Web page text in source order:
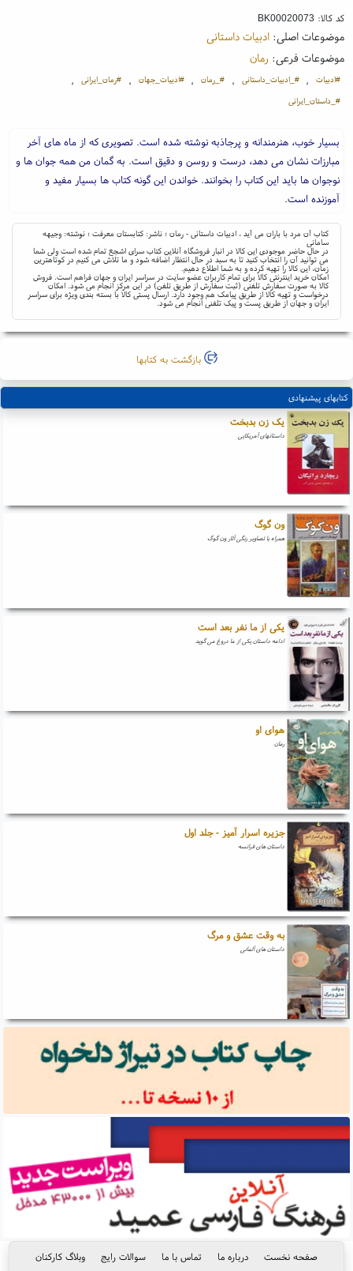
کد کالا: BK00020073
موضوعات اصلی:ادبیات داستانی
موضوعات فرعی: رمان
#ادبیات ، #‌_ادبیات_داستانی ، #‌_رمان ، #ادبیات_جهان ، #رمان_ایرانی ،
#‌_داستان_ایرانی
بسیار خوب، هنرمندانه و پرجاذبه نوشته شده است. تصویری که از ماه های آخر
مبارزات نشان می دهد، درست و روسن و دقیق است. به گمان من همه جوان ها و
نوجوان ها باید این کتاب را بخوانند. خواندن این گونه کتاب ها بسیار مفید و
آموزنده است.
کتاب آن مرد با باران می آید ، ادبیات داستانی - رمان ؛ ناشر: کتابستان معرفت ؛ نوشته: وجیهه
سامانی
در حال حاضر موجودی این کالا در انبار فروشگاه آنلاین کتاب سرای اشجع تمام شده است ولی شما
می توانید آن را انتخاب کنید تا به سبد در حال انتظار اضافه شود و ما تلاش می کنیم در کوتاهترین
زمان، این کالا را تهیه کرده و به شما اطلاع دهیم.
امکان خرید اینترنتی کالا برای تمام کاربران عضو سایت در سراسر ایران و جهان فراهم است. فروش
کالا به صورت سفارش تلفنی (ثبت سفارش از طریق تلفن) در این مرکز انجام می شود. امکان
درخواست و تهیه کالا از طریق پیامک هم وجود دارد. ارسال پستی کالا با بسته بندی ویژه برای سراسر
ایران و جهان از طریق پست و پیک تلفنی انجام می شود.
بازگشت به کتابها
کتابهای پیشنهادی
یک زن بدبخت
داستانهای آمریکایی
ون گوگ
همراه با تصاویر رنگی آثار ون گوگ
یکی از ما نفر بعد است
ادامه داستان یکی از ما دروغ می گوید
هوای او
رمان
جزیره اسرار آمیز - جلد اول
داستان های فرانسه
به وقت عشق و مرگ
داستان های آلمانی
صفحه نخست درباره ما تماس با ما سوالات رایج
وبلاگ کارکنان